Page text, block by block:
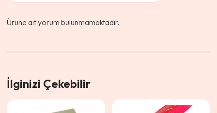
Ürüne ait yorum bulunmamaktadır.
İlginizi Çekebilir